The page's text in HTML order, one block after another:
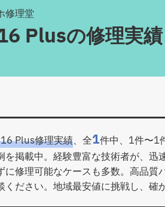
修理堂
Plusの修理実績
Plus修理実績、全1件中、1件〜1
を掲載中。経験豊富な技術者が、迅
に修理可能なケースも多数。高品質
ください。地域最安値に挑戦し、確